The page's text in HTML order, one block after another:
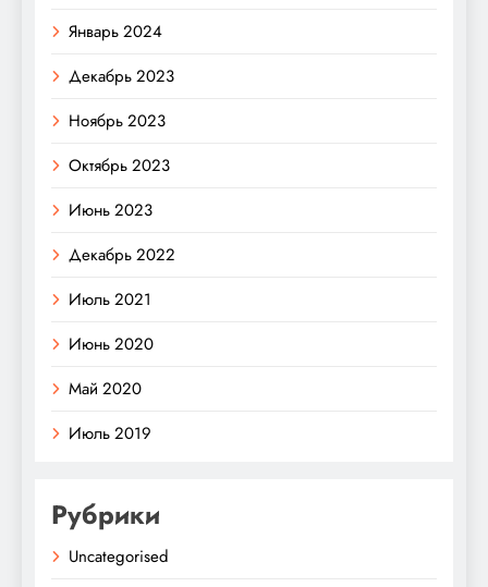
Январь 2024
Декабрь 2023
Ноябрь 2023
Октябрь 2023
Июнь 2023
Декабрь 2022
Июль 2021
Июнь 2020
Май 2020
Июль 2019
Рубрики
Uncategorised